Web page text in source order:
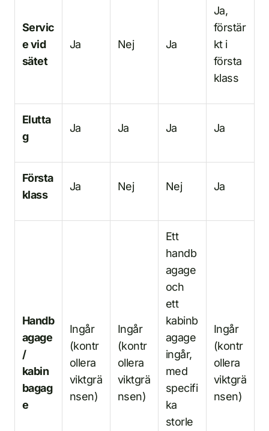
Servic
e vid
sätet
Ja Nej Ja
Ja,
förstär
kt i
första
klass
Elutta
g
Ja Ja Ja Ja
Första
klass
Ja Nej Nej Ja
Handb
agage
/
kabin
bagag
e
Ingår
(kontr
ollera
viktgrä
nsen)
Ingår
(kontr
ollera
viktgrä
nsen)
Ett
handb
agage
och
ett
kabinb
agage
ingår,
med
specifi
ka
storle
Ingår
(kontr
ollera
viktgrä
nsen)